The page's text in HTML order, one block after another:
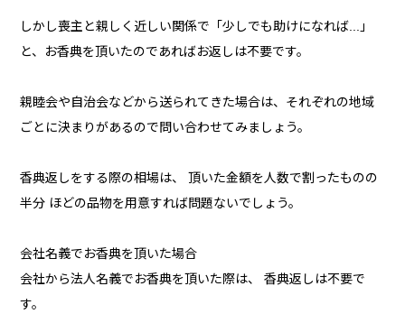
しかし喪主と親しく近しい関係で「少しでも助けになれば...」
と、お香典を頂いたのであればお返しは不要です。
親睦会や自治会などから送られてきた場合は、それぞれの地域
ごとに決まりがあるので問い合わせてみましょう。
香典返しをする際の相場は、 頂いた金額を人数で割ったものの
半分 ほどの品物を用意すれば問題ないでしょう。
会社名義でお香典を頂いた場合
会社から法人名義でお香典を頂いた際は、 香典返しは不要で
す。